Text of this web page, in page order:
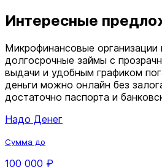
Интересные
Микрофинансовые организации
долгосрочные займы с
выдачи и удобным графиком
деньги можно онлайн без
достаточно паспорта и
Надо Денег
Сумма до
100 000 ₽